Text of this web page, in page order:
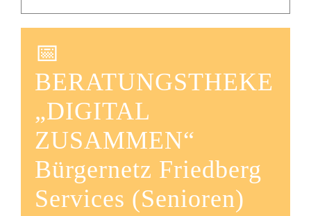
📅
BERATUNGSTHEKE
„DIGITAL
ZUSAMMEN“
Bürgernetz Friedberg
Services (Senioren)